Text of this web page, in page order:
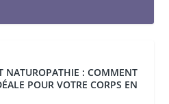
NATUROPATHIE : COMMENT
POUR VOTRE CORPS EN